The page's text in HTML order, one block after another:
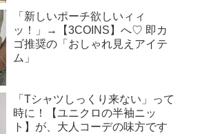
「新しいポーチ欲しいィィ
ッ！」→【3COINS】へ♡ 即カ
ゴ推奨の「おしゃれ見えアイテ
ム」
「Tシャツしっくり来ない」って
時に！【ユニクロの半袖ニッ
ト】が、大人コーデの味方です